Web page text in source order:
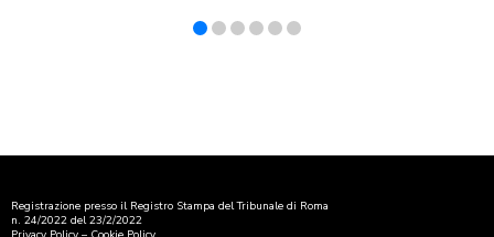
Registrazione presso il Registro Stampa del Tribunale di Roma
n. 24/2022 del 23/2/2022